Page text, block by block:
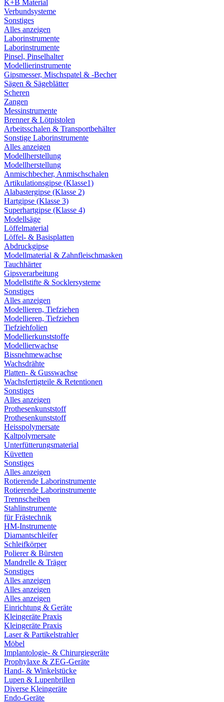
K+B Material
Verbundsysteme
Sonstiges
Alles anzeigen
Laborinstrumente
Laborinstrumente
Pinsel, Pinselhalter
Modellierinstrumente
Gipsmesser, Mischspatel & -Becher
Sägen & Sägeblätter
Scheren
Zangen
Messinstrumente
Brenner & Lötpistolen
Arbeitsschalen & Transportbehälter
Sonstige Laborinstrumente
Alles anzeigen
Modellherstellung
Modellherstellung
Anmischbecher, Anmischschalen
Artikulationsgipse (Klasse1)
Alabastergipse (Klasse 2)
Hartgipse (Klasse 3)
Superhartgipse (Klasse 4)
Modellsäge
Löffelmaterial
Löffel- & Basisplatten
Abdruckgipse
Modellmaterial & Zahnfleischmasken
Tauchhärter
Gipsverarbeitung
Modellstifte & Socklersysteme
Sonstiges
Alles anzeigen
Modellieren, Tiefziehen
Modellieren, Tiefziehen
Tiefziehfolien
Modellierkunststoffe
Modellierwachse
Bissnehmewachse
Wachsdrähte
Platten- & Gusswachse
Wachsfertigteile & Retentionen
Sonstiges
Alles anzeigen
Prothesenkunststoff
Prothesenkunststoff
Heisspolymersate
Kaltpolymersate
Unterfütterungsmaterial
Küvetten
Sonstiges
Alles anzeigen
Rotierende Laborinstrumente
Rotierende Laborinstrumente
Trennscheiben
Stahlinstrumente
für Frästechnik
HM-Instrumente
Diamantschleifer
Schleifkörper
Polierer & Bürsten
Mandrelle & Träger
Sonstiges
Alles anzeigen
Alles anzeigen
Alles anzeigen
Einrichtung & Geräte
Kleingeräte Praxis
Kleingeräte Praxis
Laser & Partikelstrahler
Möbel
Implantologie- & Chirurgiegeräte
Prophylaxe & ZEG-Geräte
Hand- & Winkelstücke
Lupen & Lupenbrillen
Diverse Kleingeräte
Endo-Geräte